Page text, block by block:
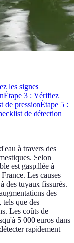
les signes
Étape 3 : Vérifiez
de pressionÉtape 5 :
de détection
à travers des
Selon
est gaspillée à
Les causes
des tuyaux fissurés.
des
tels que des
Les coûts de
5 000 euros dans
rapidement